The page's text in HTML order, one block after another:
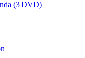
(3 DVD)